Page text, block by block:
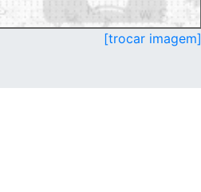
[trocar imagem]